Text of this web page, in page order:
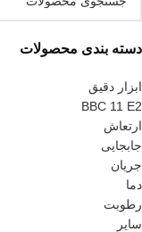
دسته بندی محصولات
ابزار دقیق
BBC 11 E2
ارتعاش
جابجایی
جریان
دما
رطوبت
سایر